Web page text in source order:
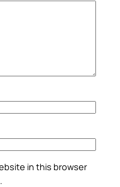
in this browser